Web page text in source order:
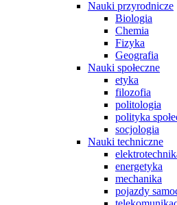
Nauki przyrodnicze
Biologia
Chemia
Fizyka
Geografia
Nauki społeczne
etyka
filozofia
politologia
polityka
socjologia
Nauki techniczne
energetyka
mechanika
pojazdy